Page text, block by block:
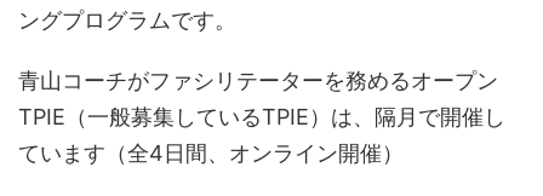
ングプログラムです。
青山コーチがファシリテーターを務めるオープン
TPIE（一般募集しているTPIE）は、隔月で開催し
ています（全4日間、オンライン開催）